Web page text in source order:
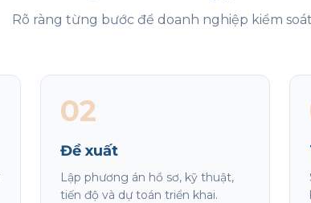
Rõ ràng từng bước để doanh nghiệp kiểm
02
Đề xuất
Lập phương án hồ sơ, kỹ thuật,
tiến độ và dự toán triển khai.